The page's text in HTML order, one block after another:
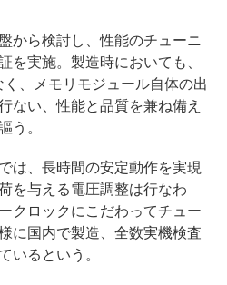
から検討し、性能のチューニ
を実施。製造時においても、
、メモリモジュール自体の出
ない、性能と品質を兼ね備え
う。
は、長時間の安定動作を実現
を与える電圧調整は行なわ
クロックにこだわってチュー
に国内で製造、全数実機検査
いるという。